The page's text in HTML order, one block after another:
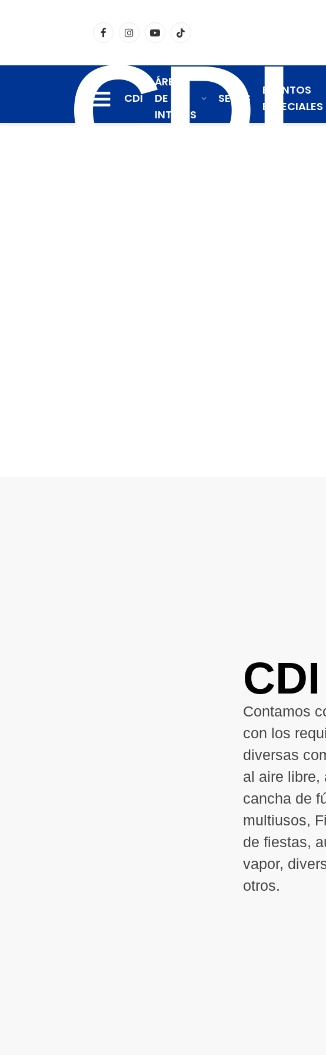
FacebookInstagramYouTubeTikTok
CDI
ÁREAS
DE
INTERÉS
SEDES
EVENTOS
ESPECIALES
Contamos
con los
diversas
al aire libre,
cancha de
multiusos,
de fiestas,
vapor,
otros.